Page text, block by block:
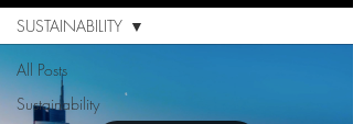
All Posts
Sustainability
SUSTAINABILITY